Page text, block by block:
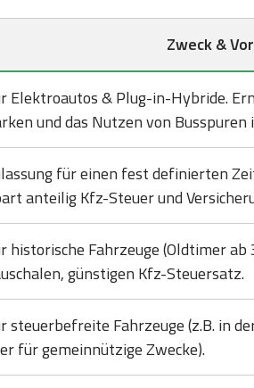
Zweck &
Elektroautos & Plug-in-Hybride.
und das Nutzen von Busspuren
für einen fest definierten
anteilig Kfz-Steuer und
historische Fahrzeuge (Oldtimer
günstigen Kfz-Steuersatz.
steuerbefreite Fahrzeuge (z.B. in
für gemeinnützige Zwecke).